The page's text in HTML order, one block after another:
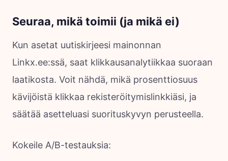
Seuraa, mikä toimii (ja mikä ei)
Kun asetat uutiskirjeesi mainonnan
Linkx.ee:ssä, saat klikkausanalytiikkaa suoraan
laatikosta. Voit nähdä, mikä prosenttiosuus
kävijöistä klikkaa rekisteröitymislinkkiäsi, ja
säätää asetteluasi suorituskyvyn perusteella.
Kokeile A/B-testauksia: